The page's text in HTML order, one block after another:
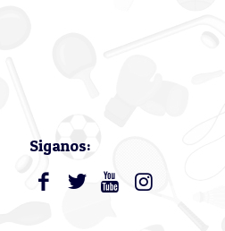
Siganos: